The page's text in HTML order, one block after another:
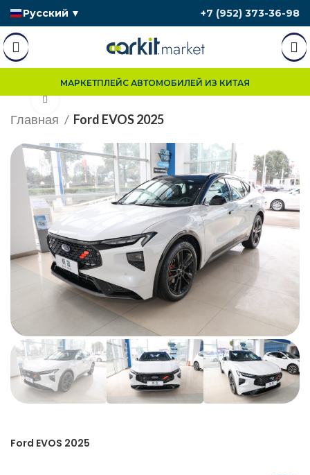
Русский ▼ +7 (952) 373-36-98
МАРКЕТПЛЕЙС АВТОМОБИЛЕЙ ИЗ КИТАЯ
Главная Ford EVOS 2025
Ford EVOS 2025